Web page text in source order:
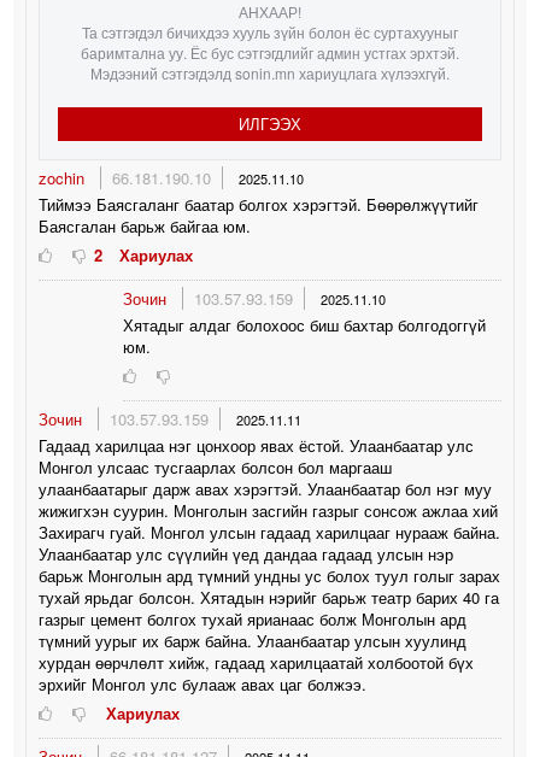
АНХААР!
Та сэтгэгдэл бичихдээ хууль зүйн болон ёс суртахууныг
баримтална уу. Ёс бус сэтгэгдлийг админ устгах эрхтэй.
Мэдээний сэтгэгдэлд sonin.mn хариуцлага хүлээхгүй.
ИЛГЭЭХ
zochin 66.181.190.10 2025.11.10
Тиймээ Баясгаланг баатар болгох хэрэгтэй. Бөөрөлжүүтийг
Баясгалан барьж байгаа юм.
2
Хариулах
Зочин
103.57.93.159 2025.11.10
Хятадыг алдаг болохоос биш бахтар болгодоггүй
юм.
Зочин 103.57.93.159 2025.11.11
Гадаад харилцаа нэг цонхоор явах ёстой. Улаанбаатар улс
Монгол улсаас тусгаарлах болсон бол маргааш
улаанбаатарыг дарж авах хэрэгтэй. Улаанбаатар бол нэг муу
жижигхэн суурин. Монголын засгийн газрыг сонсож ажлаа хий
Захирагч гуай. Монгол улсын гадаад харилцааг нурааж байна.
Улаанбаатар улс сүүлийн үед дандаа гадаад улсын нэр
барьж Монголын ард түмний ундны ус болох туул голыг зарах
тухай ярьдаг болсон. Хятадын нэрийг барьж театр барих 40 га
газрыг цемент болгох тухай ярианаас болж Монголын ард
түмний уурыг их барж байна. Улаанбаатар улсын хуулинд
хурдан өөрчлөлт хийж, гадаад харилцаатай холбоотой бүх
эрхийг Монгол улс булааж авах цаг болжээ.
Хариулах